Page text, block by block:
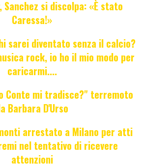
si discolpa: «È stato
Caressa!»
sarei diventato senza il calcio?
rock, io ho il mio modo per
caricarmi....
Conte mi tradisce?" terremoto
Barbara D'Urso
arrestato a Milano per atti
nel tentativo di ricevere
attenzioni